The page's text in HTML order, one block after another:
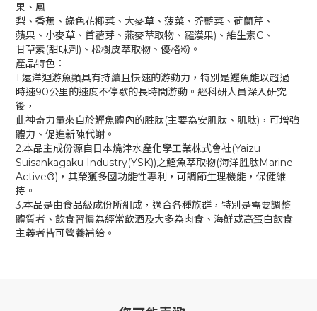
果、鳳
梨、香蕉、綠色花椰菜、大麥草、菠菜、芥藍菜、荷蘭芹、
蘋果、小麥草、首蓿芽、燕麥萃取物、羅漢果)、維生素C、
甘草素(甜味劑)、松樹皮萃取物、優格粉。
產品特色：
1.遠洋迴游魚類具有持續且快速的游動力，特別是鰹魚能以超過
時速90公里的速度不停歇的長時間游動。經科研人員深入研究
後，
此神奇力量來自於鰹魚體內的胜肽(主要為安肌肽、肌肽)，可增強
體力、促進新陳代謝。
2.本品主成份源自日本燒津水產化學工業株式會社(Yaizu
Suisankagaku Industry(YSK))之鰹魚萃取物(海洋胜肽Marine
Active®)，其榮獲多國功能性專利，可調節生理機能，保健維
持。
3.本品是由食品級成份所組成，適合各種族群，特別是需要調整
體質者、飲食習慣為經常飲酒及大多為肉食、海鮮或高蛋白飲食
主義者皆可營養補給。